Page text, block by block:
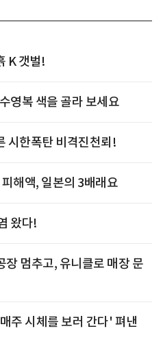
K 갯벌!
영복 색을 골라 보세요
시한폭탄 비격진천뢰!
해액, 일본의 3배래요
왔다!
멈추고, 유니클로 매장 문
주 시체를 보러 간다' 펴낸